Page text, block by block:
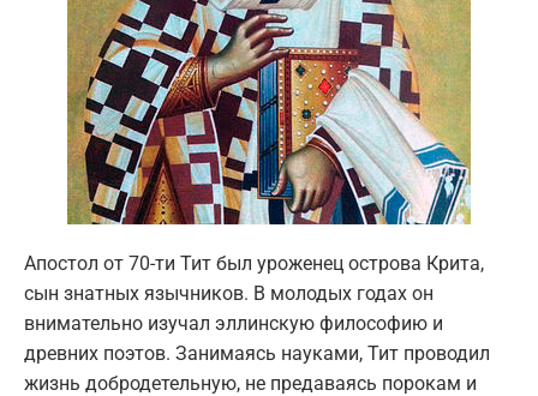
Апостол от 70-ти Тит был уроженец острова Крита,
сын знатных язычников. В молодых годах он
внимательно изучал эллинскую философию и
древних поэтов. Занимаясь науками, Тит проводил
жизнь добродетельную, не предаваясь порокам и